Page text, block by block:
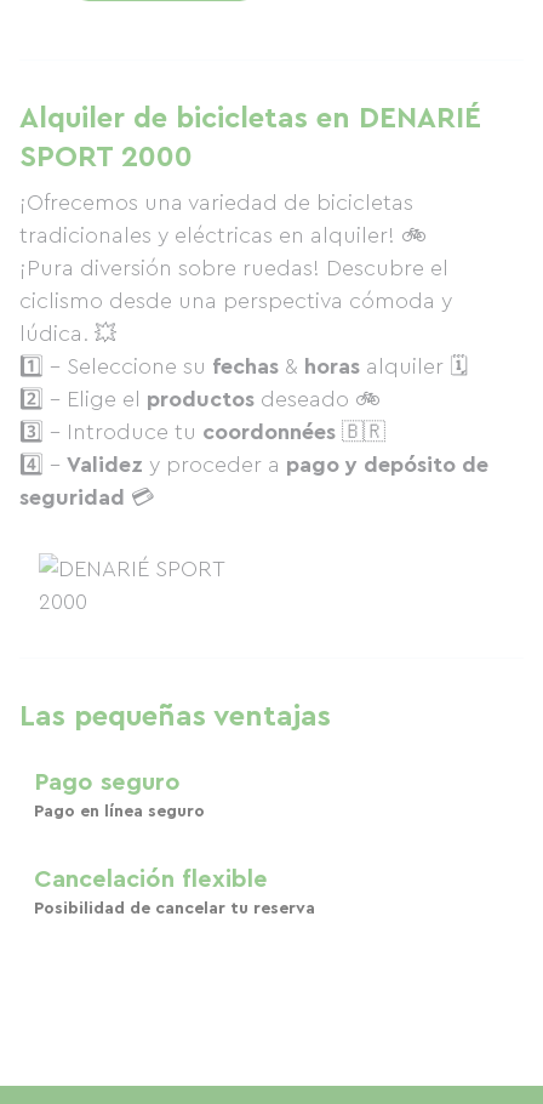
Alquiler de bicicletas en DENARIÉ
SPORT 2000
¡Ofrecemos una variedad de bicicletas
tradicionales y eléctricas en alquiler! 🚲
¡Pura diversión sobre ruedas! Descubre el
ciclismo desde una perspectiva cómoda y
lúdica. 💥
1️⃣ - Seleccione su fechas & horas alquiler 🗓
2️⃣ - Elige el productos deseado 🚲
3️⃣ - Introduce tu coordonnées 🇧🇷
4️⃣ - Validez y proceder a pago y depósito de
seguridad 💳
Las pequeñas ventajas
Pago seguro
Pago en línea seguro
Cancelación flexible
Posibilidad de cancelar tu reserva